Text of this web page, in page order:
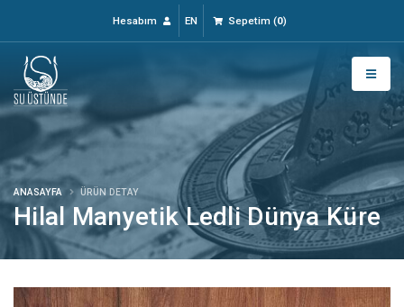
Hesabım EN Sepetim (0)
Hilal Manyetik Ledli Dünya Küre
ANASAYFA ÜRÜN DETAY